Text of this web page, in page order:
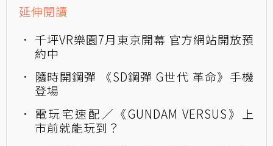
延伸閱讀
千坪VR樂園7月東京開幕 官方網站開放預
約中
隨時開鋼彈 《SD鋼彈 G世代 革命》手機
登場
電玩宅速配／《GUNDAM VERSUS》上
市前就能玩到？